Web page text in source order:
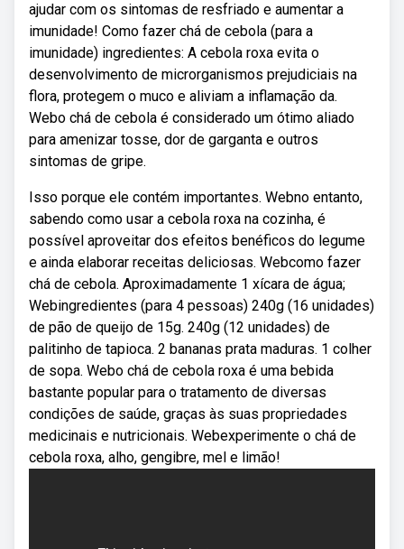
ajudar com os sintomas de resfriado e aumentar a
imunidade! Como fazer chá de cebola (para a
imunidade) ingredientes: A cebola roxa evita o
desenvolvimento de microrganismos prejudiciais na
flora, protegem o muco e aliviam a inflamação da.
Webo chá de cebola é considerado um ótimo aliado
para amenizar tosse, dor de garganta e outros
sintomas de gripe.
Isso porque ele contém importantes. Webno entanto,
sabendo como usar a cebola roxa na cozinha, é
possível aproveitar dos efeitos benéficos do legume
e ainda elaborar receitas deliciosas. Webcomo fazer
chá de cebola. Aproximadamente 1 xícara de água;
Webingredientes (para 4 pessoas) 240g (16 unidades)
de pão de queijo de 15g. 240g (12 unidades) de
palitinho de tapioca. 2 bananas prata maduras. 1 colher
de sopa. Webo chá de cebola roxa é uma bebida
bastante popular para o tratamento de diversas
condições de saúde, graças às suas propriedades
medicinais e nutricionais. Webexperimente o chá de
cebola roxa, alho, gengibre, mel e limão!